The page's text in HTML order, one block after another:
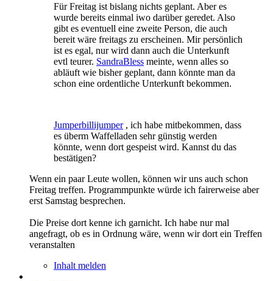
Für Freitag ist bislang nichts geplant. Aber es
wurde bereits einmal iwo darüber geredet. Also
gibt es eventuell eine zweite Person, die auch
bereit wäre freitags zu erscheinen. Mir persönlich
ist es egal, nur wird dann auch die Unterkunft
evtl teurer. SandraBless meinte, wenn alles so
abläuft wie bisher geplant, dann könnte man da
schon eine ordentliche Unterkunft bekommen.
Jumperbillijumper, ich habe mitbekommen, dass
es überm Waffelladen sehr günstig werden
könnte, wenn dort gespeist wird. Kannst du das
bestätigen?
Wenn ein paar Leute wollen, können wir uns auch schon
Freitag treffen. Programmpunkte würde ich fairerweise aber
erst Samstag besprechen.
Die Preise dort kenne ich garnicht. Ich habe nur mal
angefragt, ob es in Ordnung wäre, wenn wir dort ein Treffen
veranstalten
Inhalt melden